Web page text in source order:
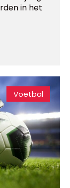
in het
Voetbal